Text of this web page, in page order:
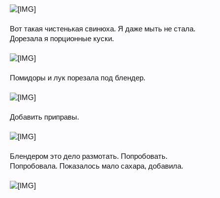
Вот такая чистенькая свинюха. Я даже мыть не стала.
Дорезала я порционные куски.
Помидоры и лук порезала под блендер.
Добавить приправы.
Блендером это дело размотать. Попробовать.
Попробовала. Показалось мало сахара, добавила.